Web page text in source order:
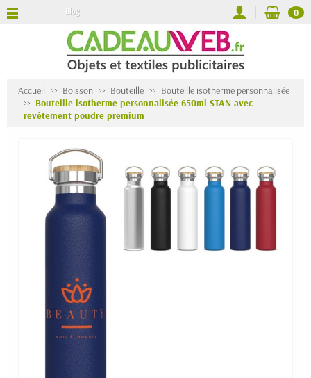
Blog 0
Accueil Boisson Bouteille
Bouteille isotherme personnalisée
Bouteille isotherme personnalisée 650ml STAN avec
revêtement poudre premium